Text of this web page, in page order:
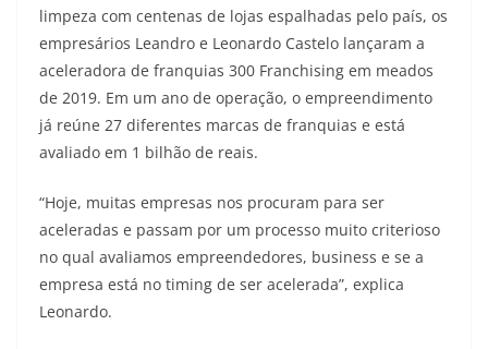
limpeza com centenas de lojas espalhadas pelo país, os
empresários Leandro e Leonardo Castelo lançaram a
aceleradora de franquias 300 Franchising em meados
de 2019. Em um ano de operação, o empreendimento
já reúne 27 diferentes marcas de franquias e está
avaliado em 1 bilhão de reais.
“Hoje, muitas empresas nos procuram para ser
aceleradas e passam por um processo muito criterioso
no qual avaliamos empreendedores, business e se a
empresa está no timing de ser acelerada”, explica
Leonardo.